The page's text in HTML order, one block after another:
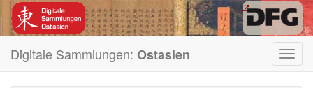
Digitale Sammlungen: Ostasien